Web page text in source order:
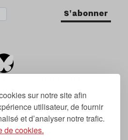
sur notre site afin
utilisateur, de fournir
et d’analyser notre trafic.
de cookies.
S'abonner
indépendant sur la
tendances, dont la
de 2007.
« prochain », « suivant
la thématique du